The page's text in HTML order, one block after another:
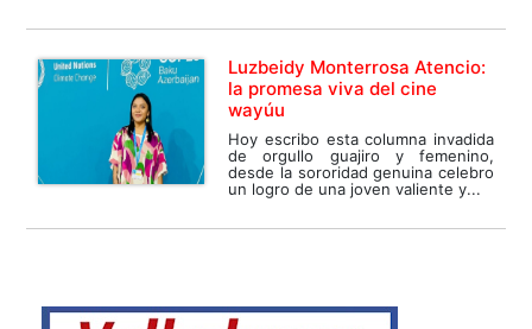
Luzbeidy Monterrosa Atencio:
la promesa viva del cine
wayúu
Hoy escribo esta columna invadida
de orgullo guajiro y femenino,
desde la sororidad genuina celebro
un logro de una joven valiente y...